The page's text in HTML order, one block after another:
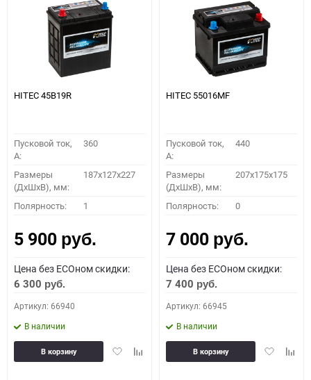
HITEC 45B19R
Пусковой ток,
A:
360
Размеры
(ДхШхВ), мм:
187x127x227
Полярность: 1
5 900 руб.
Цена без ECOном скидки:
6 300 руб.
Артикул: 66940
В наличии
ДобавитьДобавить
В корзину
HITEC 55016MF
Пусковой ток,
A:
440
Размеры
(ДхШхВ), мм:
207x175x175
Полярность: 0
7 000 руб.
Цена без ECOном скидки:
7 400 руб.
Артикул: 66945
В наличии
Добавить
В корзину